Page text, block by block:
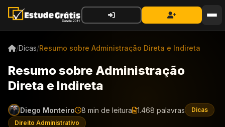
/Dicas/Resumo sobre Administração Direta e Indireta
Resumo sobre Administração
Direta e Indireta
Diego Monteiro 8 min de leitura 1.468 palavras
Dicas
Direito Administrativo